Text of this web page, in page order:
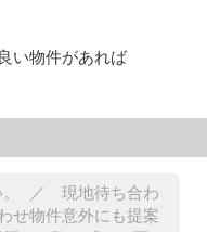
良い物件があれば